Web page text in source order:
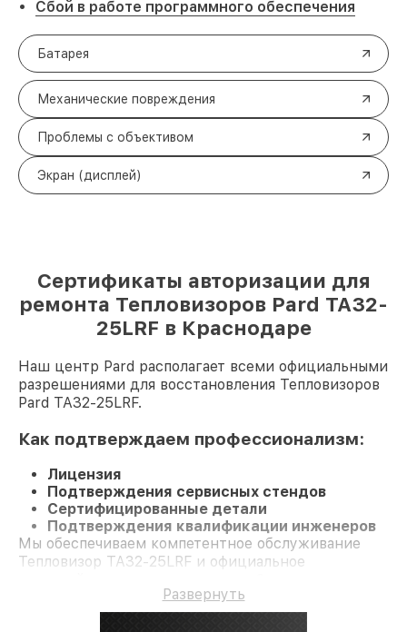
Сбой в работе программного обеспечения
Батарея
Механические повреждения
Проблемы с объективом
Экран (дисплей)
Сертификаты авторизации для
ремонта Тепловизоров Pard TA32-
25LRF в Краснодаре
Наш центр Pard располагает всеми официальными
разрешениями для восстановления Тепловизоров
Pard TA32-25LRF.
Как подтверждаем профессионализм:
Лицензия
Подтверждения сервисных стендов
Сертифицированные детали
Подтверждения квалификации инженеров
Мы обеспечиваем компетентное обслуживание
Тепловизор TA32-25LRF и официальное
Развернуть